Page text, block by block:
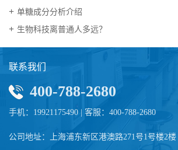
​单糖成分分析介绍
生物科技离普通人多远？
联系我们
400-788-2680
手机：19921175490 | 客服：400-788-2680
公司地址：上海浦东新区港澳路271号1号楼2楼